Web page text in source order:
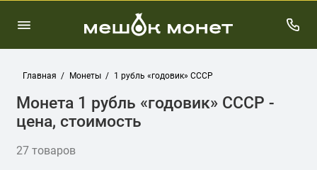
Главная Монеты 1 рубль «годовик» СССР
Монета 1 рубль «годовик» СССР -
цена, стоимость
27 товаров